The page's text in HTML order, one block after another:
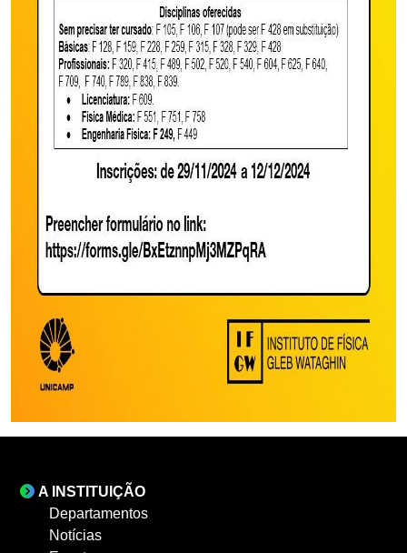
A INSTITUIÇÃO
Departamentos
Notícias